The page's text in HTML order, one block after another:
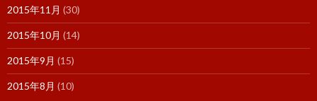
2015年11月 (30)
2015年10月 (14)
2015年9月 (15)
2015年8月 (10)